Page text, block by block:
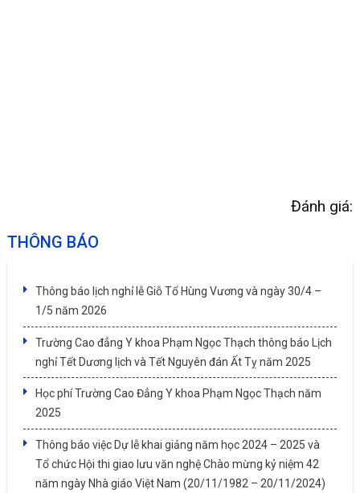
Đánh giá:
THÔNG BÁO
Thông báo lịch nghỉ lễ Giỗ Tổ Hùng Vương và ngày 30/4 –
1/5 năm 2026
Trường Cao đẳng Y khoa Phạm Ngọc Thạch thông báo Lịch
nghỉ Tết Dương lịch và Tết Nguyên đán Ất Tỵ năm 2025
Học phí Trường Cao Đẳng Y khoa Phạm Ngọc Thạch năm
2025
Thông báo việc Dự lễ khai giảng năm học 2024 – 2025 và
Tổ chức Hội thi giao lưu văn nghệ Chào mừng kỷ niệm 42
năm ngày Nhà giáo Việt Nam (20/11/1982 – 20/11/2024)